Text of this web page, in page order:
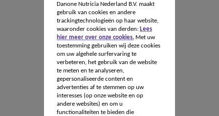
Danone Nutricia Nederland B.V. maakt
gebruik van cookies en andere
trackingtechnologieën op haar website,
waaronder cookies van derden: Lees
hier meer over onze cookies.Met uw
toestemming gebruiken wij deze cookies
om uw algehele surfervaring te
verbeteren, het gebruik van de website
te meten en te analyseren,
gepersonaliseerde content en
advertenties af te stemmen op uw
interesses (op onze website en op
andere websites) en om u
functionaliteiten te bieden die